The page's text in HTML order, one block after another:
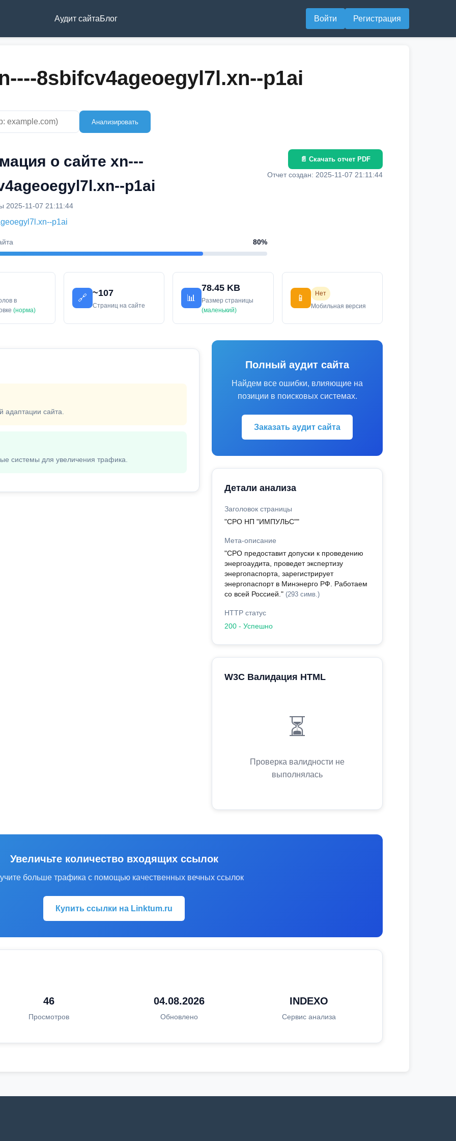
Аудит сайтаБлог Войти Регистрация
8sbifcv4ageoegyl7l.xn--p1ai
Анализировать
о сайте xn---
p1ai
2025-11-07 21:11:44
p1ai
80%
📄 Скачать отчет PDF
Отчет создан: 2025-11-07 21:11:44
в
(норма)
🔗
~107
Страниц на сайте
📊
78.45 KB
Размер страницы
(маленький)
📱
Нет
Мобильная версия
адаптации сайта.
системы для увеличения трафика.
Полный аудит сайта
Найдем все ошибки, влияющие на
позиции в поисковых системах.
Заказать аудит сайта
Детали анализа
Заголовок страницы
"СРО НП "ИМПУЛЬС""
Мета-описание
"СРО предоставит допуски к проведению
энергоаудита, проведет экспертизу
энергопаспорта, зарегистрирует
энергопаспорт в Минэнерго РФ. Работаем
со всей Россией." (293 симв.)
HTTP статус
200 - Успешно
W3C Валидация HTML
⏳
Проверка валидности не
выполнялась
Увеличьте количество входящих ссылок
больше трафика с помощью качественных вечных ссылок
Купить ссылки на Linktum.ru
46
Просмотров
04.08.2026
Обновлено
INDEXO
Сервис анализа